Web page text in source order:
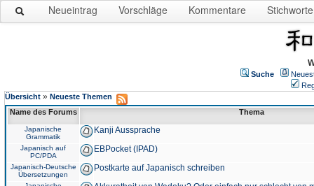
Neueintrag Vorschläge Kommentare Stichworte
Suche
Übersicht » Neueste Themen
Name des Forums
Thema
Japanische
Grammatik
Kanji Aussprache
Japanisch auf
PC/PDA
EBPocket (IPAD)
Japanisch-Deutsche
Übersetzungen
Postkarte auf Japanisch schreiben